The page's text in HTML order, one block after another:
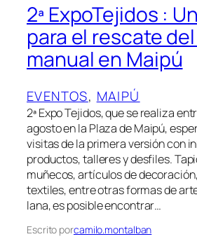
2ª ExpoTejidos :
para el rescate
manual en Maipú
EVENTOS, MAIPÚ
2ª Expo Tejidos, que se realiza
agosto en la Plaza de Maipú,
visitas de la primera versión con
productos, talleres y desfiles.
muñecos, artículos de
textiles, entre otras formas de
lana, es posible encontrar…
Escrito porcamilo.montalban